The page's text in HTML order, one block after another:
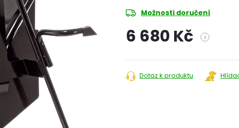
Možnosti doručení
6 680 Kč i
cena:
Dotaz k produktu